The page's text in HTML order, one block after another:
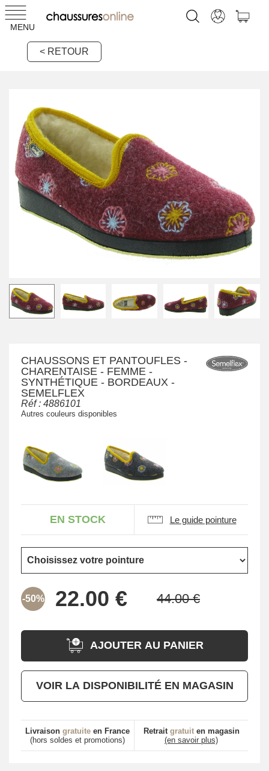
MENU
< RETOUR
CHAUSSONS ET PANTOUFLES -
CHARENTAISE - FEMME -
SYNTHÉTIQUE - BORDEAUX -
SEMELFLEX
Réf : 4886101
Autres couleurs disponibles
EN STOCK Le guide pointure
-50%
AJOUTER AU PANIER
VOIR LA DISPONIBILITÉ EN MAGASIN
Livraison gratuite en France
(hors soldes et promotions)
Retrait gratuiten magasin
(en savoir plus)